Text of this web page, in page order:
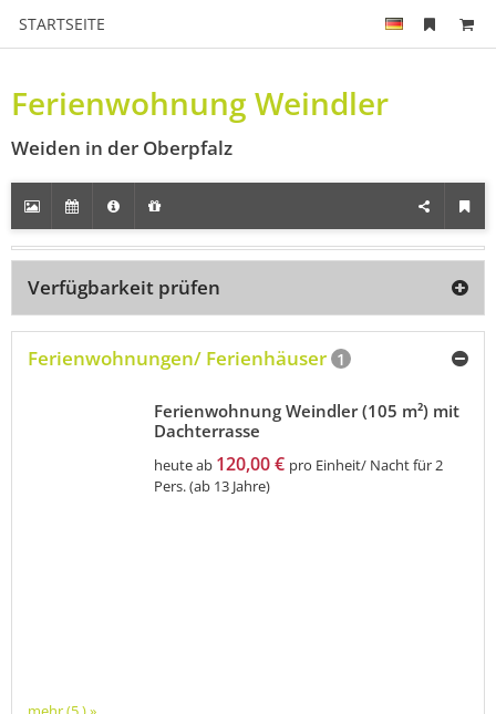
STARTSEITE
Ferienwohnung Weindler
Weiden in der Oberpfalz
Verfügbarkeit prüfen
Ferienwohnungen/ Ferienhäuser 1
Ferienwohnung Weindler (105 m²) mit
Dachterrasse
heute ab 120,00 € pro Einheit/ Nacht für 2
Pers. (ab 13 Jahre)